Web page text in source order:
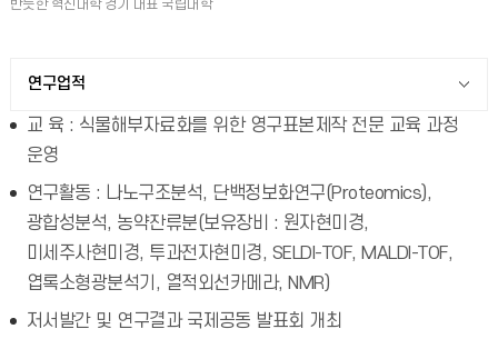
연구업적
교 육 : 식물해부자료화를 위한 영구표본제작 전문 교육 과정
운영
연구활동 : 나노구조분석, 단백정보화연구(Proteomics),
광합성분석, 농약잔류분(보유장비 : 원자현미경,
미세주사현미경, 투과전자현미경, SELDI-TOF, MALDI-TOF,
엽록소형광분석기, 열적외선카메라, NMR)
저서발간 및 연구결과 국제공동 발표회 개최